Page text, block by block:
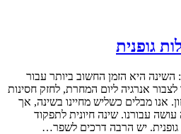
גופנית
: השינה היא הזמן החשוב ביותר עבור
לצבור אנרגיה ליום המחרת, לחזק חסינות
אנו מבלים כשליש מחיינו בשינה, אך
עבורנו. שינה חיונית לתפקוד
גופנית. יש הרבה דרכים לשפר…